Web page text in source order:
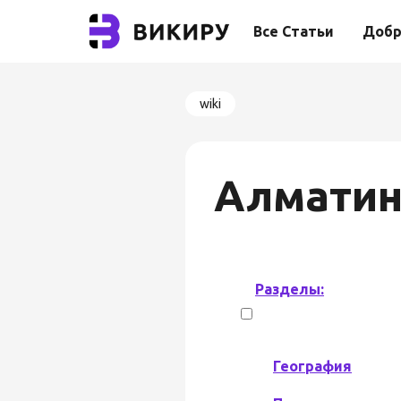
Все Статьи
wiki
Разделы:
География